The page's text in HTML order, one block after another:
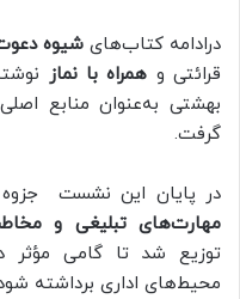
درادامه کتاب‌هایشیوه
قرائتی و همراه با نماز
بهشتی به‌عنوان منابع
گرفت.
در پایان این نشست
مهارت‌های تبلیغی و
توزیع شد تا گامی مؤثر
محیط‌های اداری برداشته